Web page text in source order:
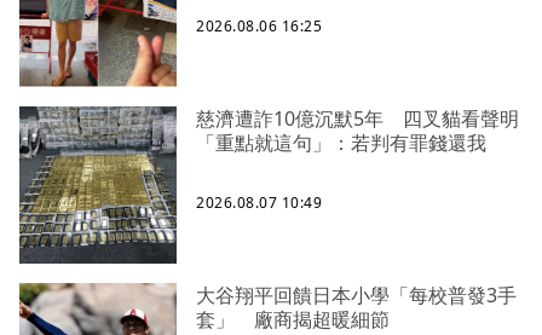
2026.08.06 16:25
慈濟遭詐10億沉默5年 四叉貓看聲明
「重點就這句」：若判有罪錢還我
2026.08.07 10:49
大谷翔平回饋日本小學「每校普發3手
套」 廠商揭超暖細節